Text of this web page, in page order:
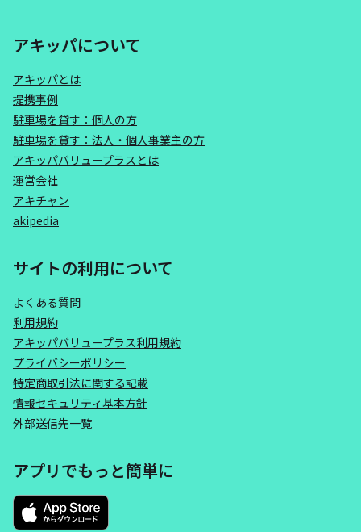
アキッパについて
アキッパとは
提携事例
駐車場を貸す：個人の方
駐車場を貸す：法人・個人事業主の方
アキッパバリュープラスとは
運営会社
アキチャン
akipedia
サイトの利用について
よくある質問
利用規約
アキッパバリュープラス利用規約
プライバシーポリシー
特定商取引法に関する記載
情報セキュリティ基本方針
外部送信先一覧
アプリでもっと簡単に